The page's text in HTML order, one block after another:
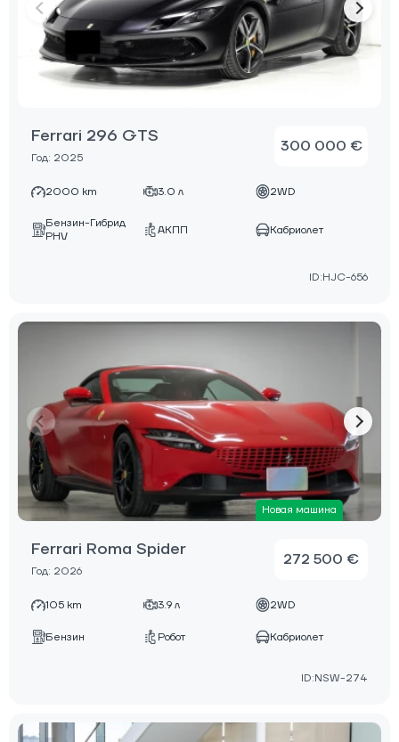
Ferrari 296 GTS
Год: 2025
300 000 €
2000 km 3.0 л 2WD
Бензин-Гибрид
PHV
АКПП Кабриолет
ID:HJC-656
Новая машина
Ferrari Roma Spider
Год: 2026
272 500 €
105 km 3.9 л 2WD
Бензин Робот Кабриолет
ID:NSW-274